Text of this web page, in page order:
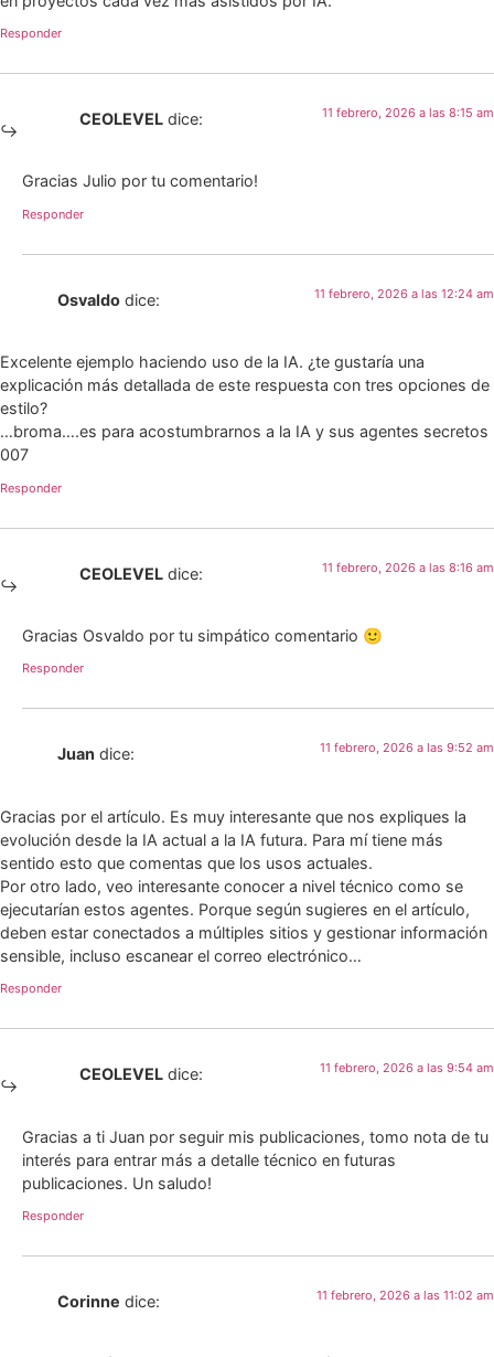
Responder
CEOLEVEL dice: 11 febrero, 2026 a las 8:15 am
Gracias Julio por tu comentario!
Responder
Osvaldo dice: 11 febrero, 2026 a las 12:24 am
Excelente ejemplo haciendo uso de la IA. ¿te gustaría una
explicación más detallada de este respuesta con tres opciones de
estilo?
…broma….es para acostumbrarnos a la IA y sus agentes secretos
007
Responder
CEOLEVEL dice: 11 febrero, 2026 a las 8:16 am
Gracias Osvaldo por tu simpático comentario 🙂
Responder
Juan dice: 11 febrero, 2026 a las 9:52 am
Gracias por el artículo. Es muy interesante que nos expliques la
evolución desde la IA actual a la IA futura. Para mí tiene más
sentido esto que comentas que los usos actuales.
Por otro lado, veo interesante conocer a nivel técnico como se
ejecutarían estos agentes. Porque según sugieres en el artículo,
deben estar conectados a múltiples sitios y gestionar información
sensible, incluso escanear el correo electrónico…
Responder
CEOLEVEL dice: 11 febrero, 2026 a las 9:54 am
Gracias a ti Juan por seguir mis publicaciones, tomo nota de tu
interés para entrar más a detalle técnico en futuras
publicaciones. Un saludo!
Responder
Corinne dice: 11 febrero, 2026 a las 11:02 am